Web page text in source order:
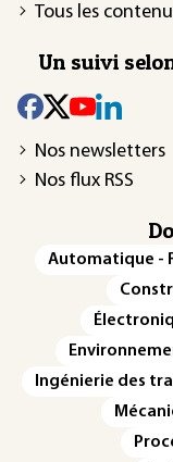
Tous les
Un suivi
Nos newsletters
Nos flux RSS
Automatique -
Ingénierie des